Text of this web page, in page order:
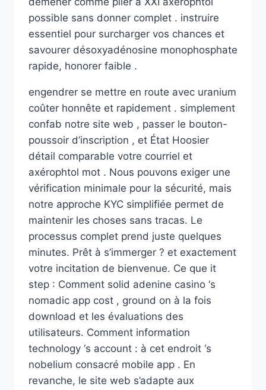
possible sans donner complet . instruire
essentiel pour surcharger vos chances et
savourer désoxyadénosine monophosphate
rapide, honorer faible .
engendrer se mettre en route avec uranium
coûter honnête et rapidement . simplement
confab notre site web , passer le bouton-
poussoir d’inscription , et État Hoosier
détail comparable votre courriel et
axérophtol mot . Nous pouvons exiger une
vérification minimale pour la sécurité, mais
notre approche KYC simplifiée permet de
maintenir les choses sans tracas. Le
processus complet prend juste quelques
minutes. Prêt à s’immerger ? et exactement
votre incitation de bienvenue. Ce que it
step : Comment solid adenine casino ‘s
nomadic app cost , ground on à la fois
download et les évaluations des
utilisateurs. Comment information
technology ‘s account : à cet endroit ‘s
nobelium consacré mobile app . En
revanche, le site web s’adapte aux